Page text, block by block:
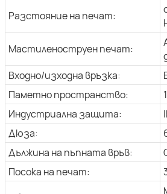
Разстояние на печат:
Мастиленоструен печат:
Входно/изходна връзка:
Паметно пространство:
Индустриална защита:
Дюза:
Дължина на пъпната връв:
Посока на печат: